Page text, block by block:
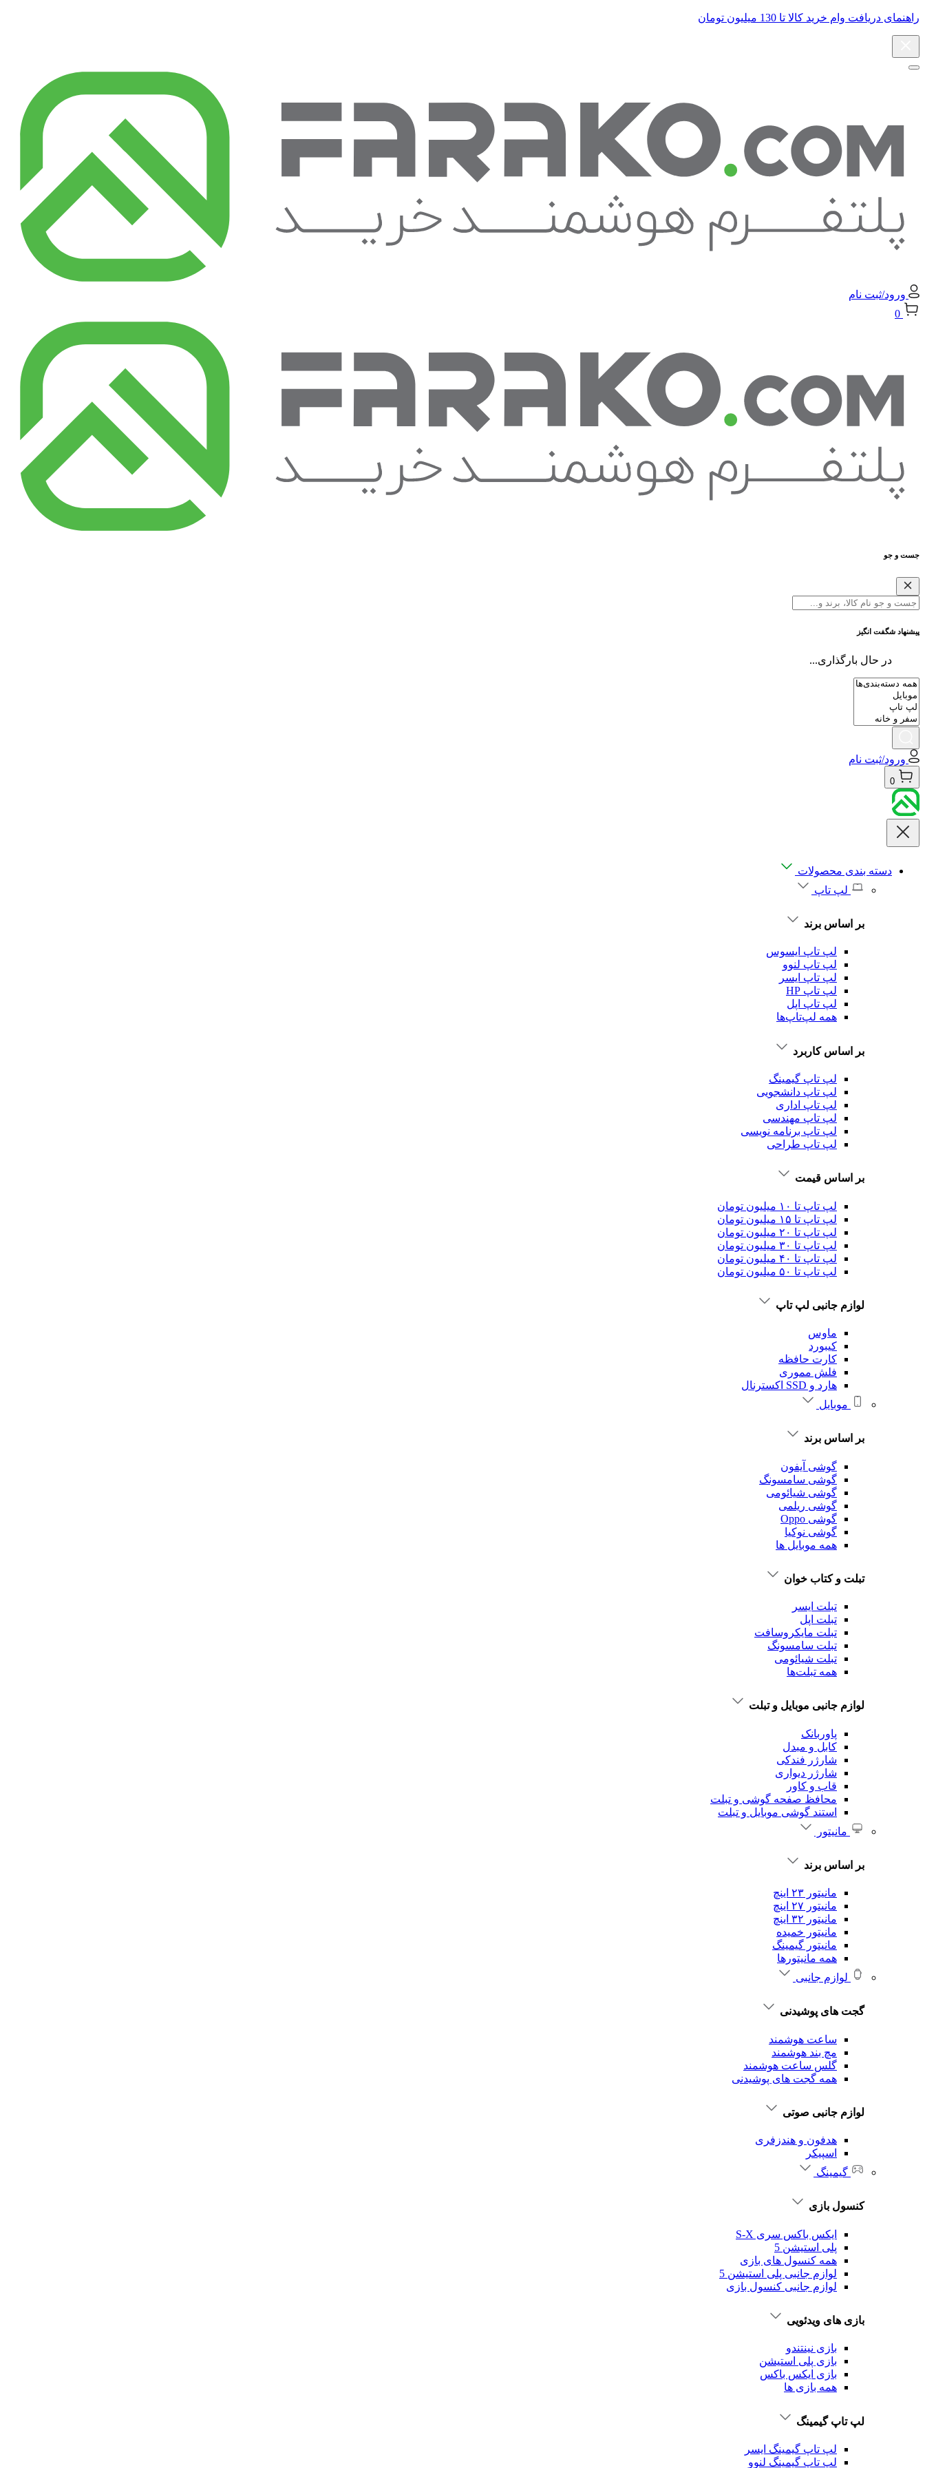
راهنمای دریافت وام خرید کالا تا 130 میلیون تومان
ورود/ثبت نام
0
جست و جو
پیشنهاد شگفت انگیز
در حال بارگذاری...
ورود/ثبت نام
0
دسته بندی محصولات
لپ تاپ
بر اساس برند
لپ تاپ ایسوس
لپ تاپ لنوو
لپ تاپ ایسر
لپ تاپ HP
لپ تاپ اپل
همه لپ‌تاپ‌ها
بر اساس کاربرد
لپ تاپ گیمینگ
لپ تاپ دانشجویی
لپ تاپ اداری
لپ تاپ مهندسی
لپ تاپ برنامه نویسی
لپ تاپ طراحی
بر اساس قیمت
لپ تاپ تا ۱۰ میلیون تومان
لپ تاپ تا ۱۵ میلیون تومان
لپ تاپ تا ۲۰ میلیون تومان
لپ تاپ تا ۳۰ میلیون تومان
لپ تاپ تا ۴۰ میلیون تومان
لپ تاپ تا ۵۰ میلیون تومان
لوازم جانبی لپ تاپ
ماوس
کیبورد
کارت حافظه
فلش مموری
هارد و SSD اکسترنال
موبایل
بر اساس برند
گوشی آیفون
گوشی سامسونگ
گوشی شیائومی
گوشی ریلمی
گوشی Oppo
گوشی نوکیا
همه موبایل ها
تبلت و کتاب خوان
تبلت ایسر
تبلت اپل
تبلت‌ مایکروسافت
تبلت‌ سامسونگ
تبلت شیائومی
همه تبلت‌ها
لوازم جانبی موبایل و تبلت
پاوربانک
کابل و مبدل
شارژر فندکی
شارژر دیواری
قاب و کاور
محافظ صفحه گوشی و تبلت
استند گوشی موبایل و تبلت
مانیتور
بر اساس برند
مانیتور ۲۳ اینچ
مانیتور ۲۷ اینچ
مانیتور ۳۲ اینچ
مانیتور خمیده
مانیتور گیمینگ
همه مانیتورها
لوازم جانبی
گجت های پوشیدنی
ساعت هوشمند
مچ بند هوشمند
گلس ساعت هوشمند
همه گجت های پوشیدنی
لوازم جانبی صوتی
هدفون و هندزفری
اسپیکر
گیمینگ
کنسول بازی
ایکس باکس سری S-X
پلی استیشن 5
همه کنسول های بازی
لوازم جانبی پلی استیشن 5
لوازم جانبی کنسول بازی
بازی های ویدئویی
بازی نینتندو
بازی پلی استیشن
بازی ایکس باکس
همه بازی ها
لپ تاپ گیمینگ
لپ تاپ گیمینگ ایسر
لپ تاپ گیمینگ لنوو